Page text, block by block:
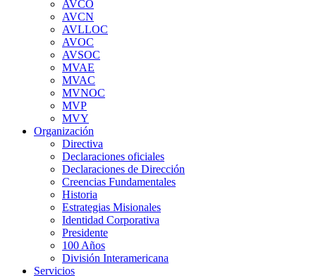
AVCO
AVCN
AVLLOC
AVOC
AVSOC
MVAE
MVAC
MVNOC
MVP
MVY
Organización
Directiva
Declaraciones oficiales
Declaraciones de Dirección
Creencias Fundamentales
Historia
Estrategias Misionales
Identidad Corporativa
Presidente
100 Años
División Interamericana
Servicios